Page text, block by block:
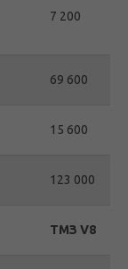
7 200
69 600
15 600
123 000
ТМЗ V8